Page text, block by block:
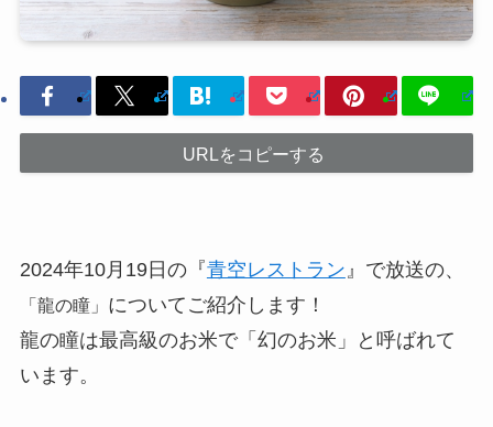
URLをコピーする
2024年10月19日の『青空レストラン』で放送の、
「龍の瞳」 についてご紹介します！
龍の瞳は最高級のお米で「幻のお米」と呼ばれて
います。